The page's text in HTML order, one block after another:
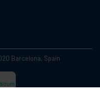
Barcelona, Spain